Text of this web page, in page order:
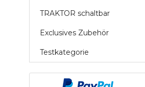
TRAKTOR schaltbar
Exclusives Zubehör
Testkategorie